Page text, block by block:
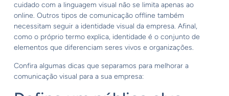
cuidado com a linguagem visual não se limita apenas ao
online. Outros tipos de comunicação offline também
necessitam seguir a identidade visual da empresa. Afinal,
como o próprio termo explica, identidade é o conjunto de
elementos que diferenciam seres vivos e organizações.
Confira algumas dicas que separamos para melhorar a
comunicação visual para a sua empresa: